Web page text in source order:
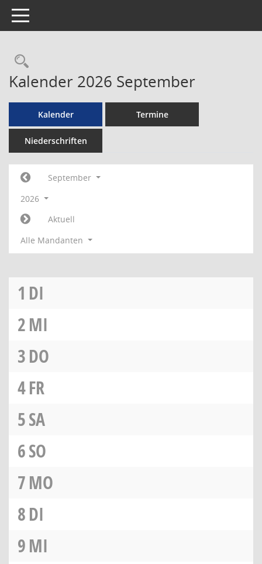
Toggle navigation
Rechercheauswahl
Kalender 2026 September
Kalender Termine
Niederschriften
September
2026
Aktuell
Alle Mandanten
1 DI
2MI
3DO
4FR
5SA
6SO
7MO
8DI
9MI